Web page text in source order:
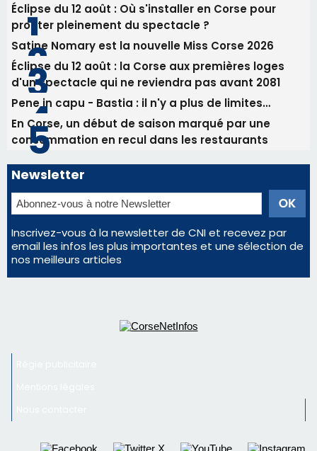
Éclipse du 12 août : Où s'installer en Corse pour
profiter pleinement du spectacle ?
Satine Nomary est la nouvelle Miss Corse 2026
Éclipse du 12 août : la Corse aux premières loges
d'un spectacle qui ne reviendra pas avant 2081
Pene in capu - Bastia : il n'y a plus de limites…
En Corse, un début de saison marqué par une
consommation en recul dans les restaurants
Newsletter
Inscrivez-vous à la newsletter de CNI et recevez par
email les infos les plus importantes et une sélection de
nos meilleurs articles